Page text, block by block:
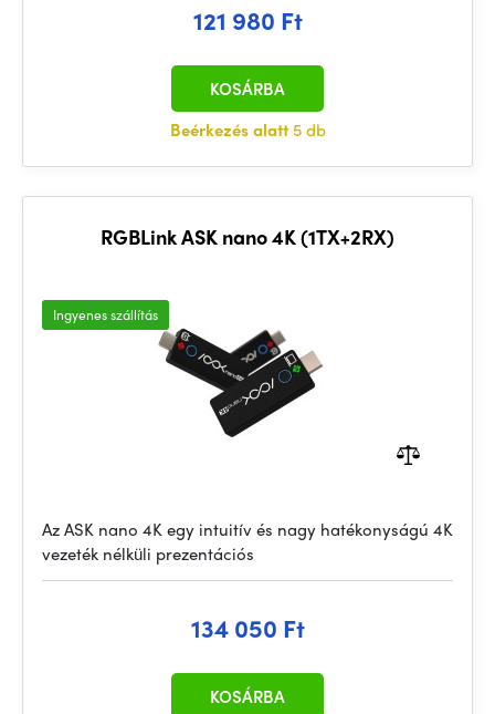
121 980 Ft
Beérkezés alatt5 db
KOSÁRBA
RGBLink ASK nano 4K (1TX+2RX)
Ingyenes szállítás
Az ASK nano 4K egy intuitív és nagy hatékonyságú 4K
vezeték nélküli prezentációs
134 050 Ft
KOSÁRBA